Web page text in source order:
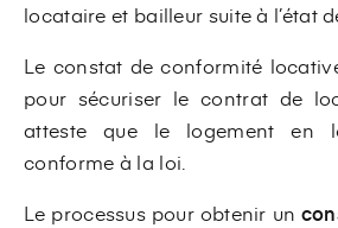
locataire et bailleur suite à l’état
Le constat de conformité
pour sécuriser le contrat de
atteste que le logement en
conforme à la loi.
Le processus pour obtenir un